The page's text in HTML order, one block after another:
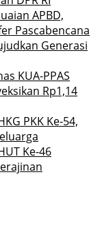
APBD,
Pascabencana
Generasi
KUA-PPAS
Rp1,14
PKK Ke-54,
Ke-46